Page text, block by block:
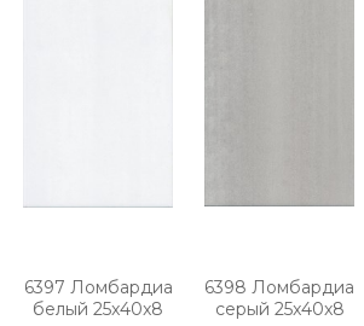
6397 Ломбардиа
белый 25x40x8
6398 Ломбардиа
серый 25x40x8